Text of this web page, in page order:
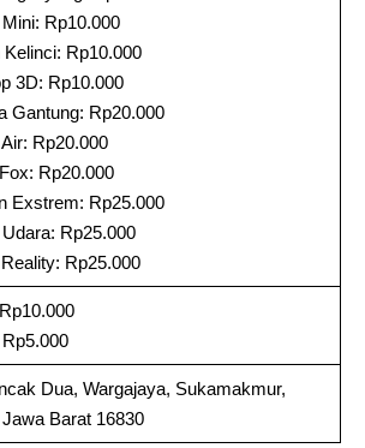
Rp10.000
Kelinci: Rp10.000
3D: Rp10.000
Gantung: Rp20.000
Rp20.000
Rp20.000
Exstrem: Rp25.000
Rp25.000
Rp25.000
Dua, Wargajaya, Sukamakmur,
Barat 16830